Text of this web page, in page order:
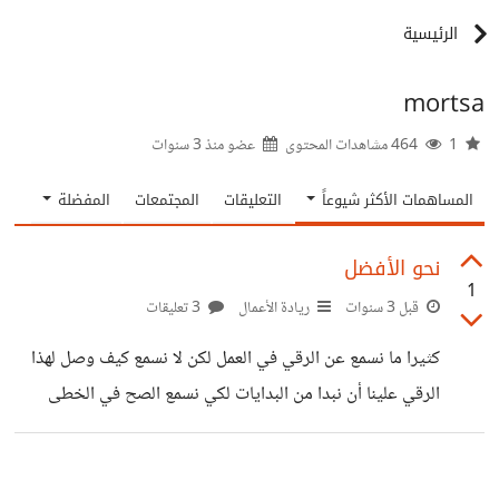
الرئيسية
mortsa
عضو منذ3 سنوات
المساهمات الأكثر شيوعاً التعليقات المجتمعات المفضلة
1
نحو الأفضل
قبل 3 سنوات ريادة الأعمال
كثيرا ما نسمع عن الرقي في العمل لكن لا نسمع كيف وصل لهذا
الرقي علينا أن نبدا من البدايات لكي نسمع الصح في الخطى
الصحيحة